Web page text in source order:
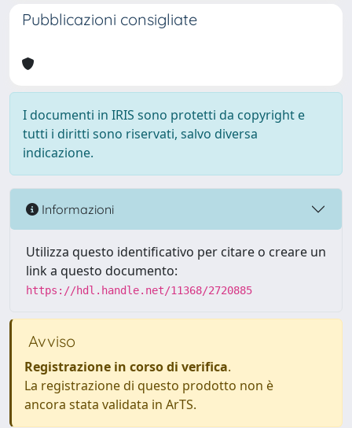
Pubblicazioni consigliate
I documenti in IRIS sono protetti da copyright e
tutti i diritti sono riservati, salvo diversa
indicazione.
Informazioni
Utilizza questo identificativo per citare o creare un
link a questo documento:
https://hdl.handle.net/11368/2720885
Avviso
Registrazione in corso di verifica.
La registrazione di questo prodotto non è
ancora stata validata in ArTS.